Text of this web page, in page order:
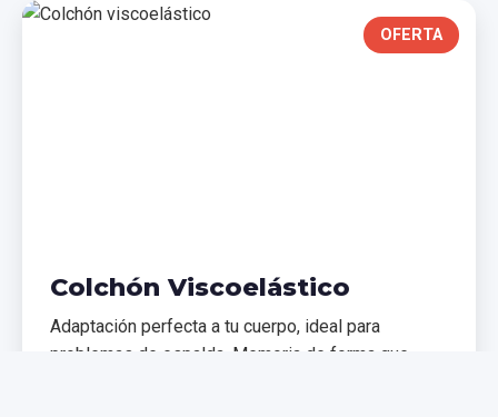
OFERTA
Colchón Viscoelástico
Adaptación perfecta a tu cuerpo, ideal para
problemas de espalda. Memoria de forma que